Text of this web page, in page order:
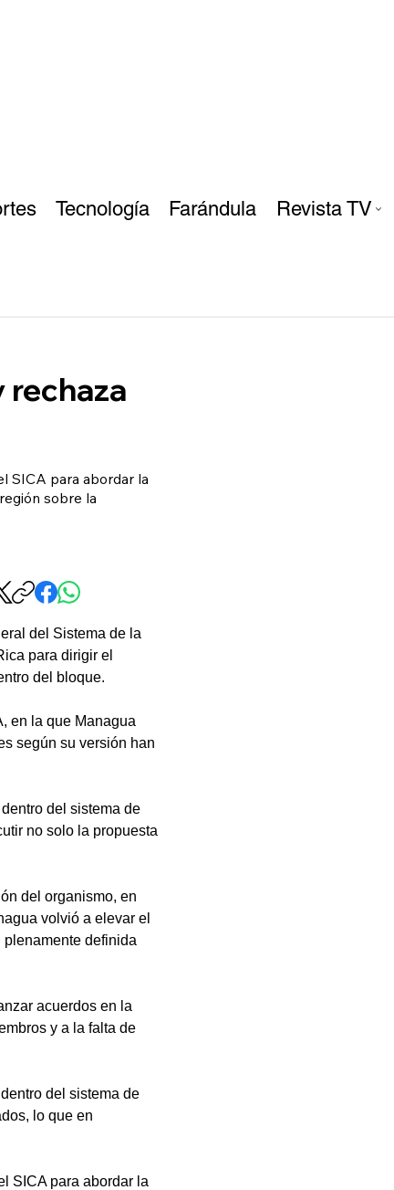
Tecnología Farándula Revista TV
rechaza
SICA para abordar la
sobre la
del Sistema de la
para dirigir el
del bloque.
en la que Managua
según su versión han
del sistema de
no solo la propuesta
del organismo, en
volvió a elevar el
definida
acuerdos en la
y a la falta de
del sistema de
lo que en
SICA para abordar la